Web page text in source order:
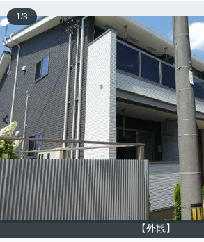
【外観】
1/3